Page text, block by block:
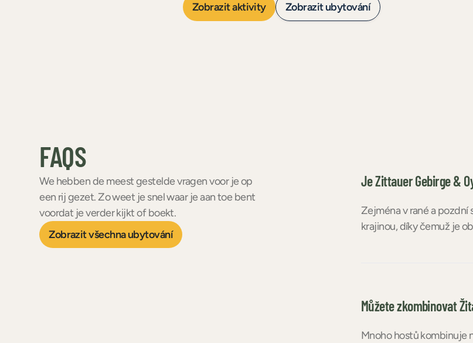
Zobrazit aktivity Zobrazit ubytování
FAQS
We hebben de meest gestelde vragen voor je op
een rij gezet. Zo weet je snel waar je aan toe bent
voordat je verder kijkt of boekt.
Zobrazit všechna ubytování
Je Zittauer Gebirge &
Zejména v rané a
krajinou, díky čemuž je
Můžete zkombinovat
Mnoho hostů kombinuje